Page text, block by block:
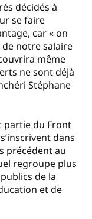
décidés à
se faire
car « on
de notre salaire
même
ne sont déjà
Stéphane
partie du Front
dans
précédent au
regroupe plus
de la
et de